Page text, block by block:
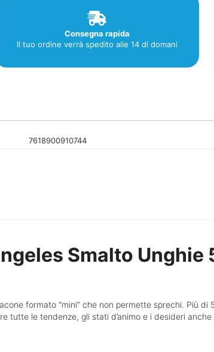
Consegna rapida
Il tuo ordine verrà spedito alle 14 di domani
7618900910744
Smalto Unghie
formato “mini” che non permette sprechi. Più di
tutte le tendenze, gli stati d’animo e i desideri